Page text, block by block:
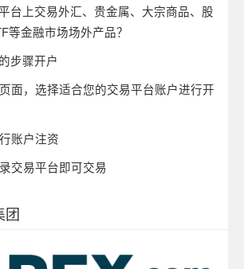
台上交易外汇、贵金属、大宗商品、股
等金融市场场外产品？
步骤开户
面，选择适合您的交易平台账户进行开
账户注资
交易平台即可交易
团